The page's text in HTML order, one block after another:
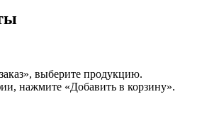
выберите продукцию.
нажмите «Добавить в корзину».